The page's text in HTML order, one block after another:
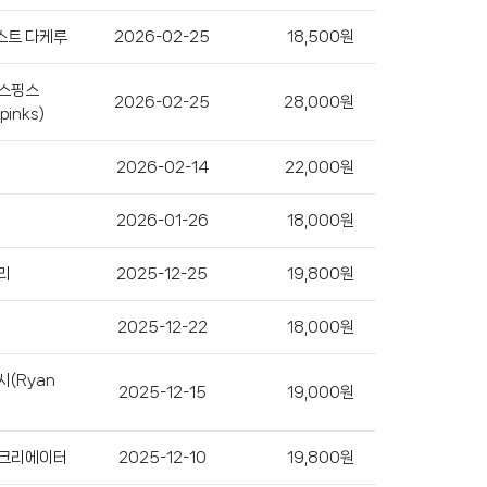
트 다케루 2026-02-25 18,500원
핑스
2026-02-25 28,000원
2026-02-14 22,000원
2026-01-26 18,000원
2025-12-25 19,800원
2025-12-22 18,000원
(Ryan
2025-12-15 19,000원
리에이터 2025-12-10 19,800원